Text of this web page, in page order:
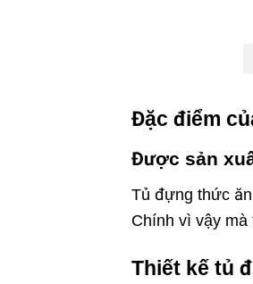
Đặc điểm
Được sản
Tủ đựng thức
Chính vì vậy
Thiết kế tủ